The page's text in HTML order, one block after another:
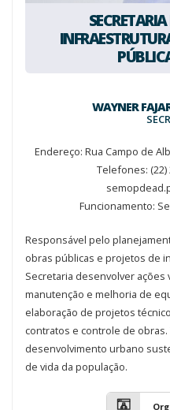
WAYNER
Endereço: Rua Campo de
Telefones: (22)
Funcionamento:
Responsável pelo
obras públicas e projetos de
Secretaria desenvolver ações
manutenção e melhoria de
elaboração de projetos
contratos e controle de
desenvolvimento urbano
de vida da população.